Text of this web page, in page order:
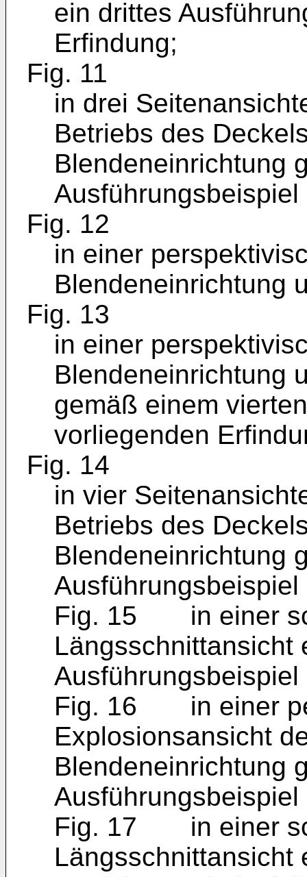
ein drittes
Erfindung;
Fig. 11
in drei
Betriebs des
Blendeneinrichtung
Fig. 12
in einer
Blendeneinrichtung
Fig. 13
in einer
Blendeneinrichtung
gemäß einem
vorliegenden
Fig. 14
in vier
Betriebs des
Blendeneinrichtung
Fig. 15 in einer
Längsschnittansicht
Fig. 16 in einer
Explosionsansicht
Blendeneinrichtung
Fig. 17 in einer
Längsschnittansicht